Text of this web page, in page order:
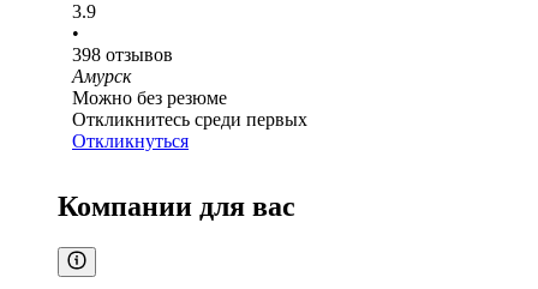
3.9
•
398 отзывов
Амурск
Можно без резюме
Откликнитесь среди первых
Откликнуться
Компании для вас